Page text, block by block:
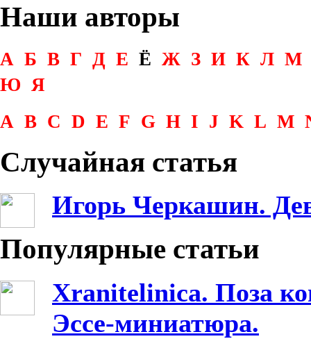
Наши авторы
А Б В Г Д Е Ё Ж З И К Л М
Ю Я
A B C D E F G H I J K L M
Случайная статья
Игорь Черкашин.
Популярные статьи
Xranitelinica. Поза
Эссе-миниатюра.